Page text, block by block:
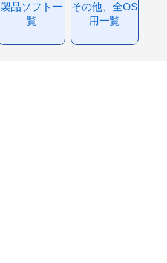
製品ソフト一
覧
その他、全OS
用一覧